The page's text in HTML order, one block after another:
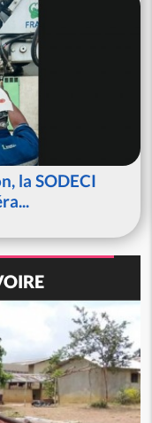
la SODECI